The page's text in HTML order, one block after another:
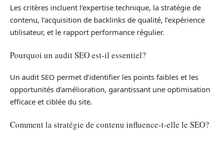
Les critères incluent l’expertise technique, la stratégie de
contenu, l’acquisition de backlinks de qualité, l’expérience
utilisateur, et le rapport performance régulier.
Pourquoi un audit SEO est-il essentiel?
Un audit SEO permet d’identifier les points faibles et les
opportunités d’amélioration, garantissant une optimisation
efficace et ciblée du site.
Comment la stratégie de contenu influence-t-elle le SEO?